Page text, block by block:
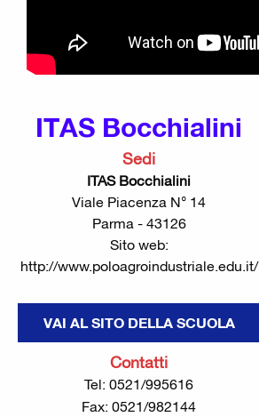
ITAS Bocchialini
Sedi
ITAS Bocchialini
Viale Piacenza N° 14
Parma - 43126
Sito web:
http://www.poloagroindustriale.edu.it/
VAI AL SITO DELLA SCUOLA
Contatti
Tel: 0521/995616
Fax: 0521/982144